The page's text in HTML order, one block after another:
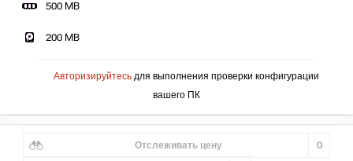
500 MB
200 MB
Авторизируйтесь для выполнения проверки конфигурации
вашего ПК
Отслеживать цену 0